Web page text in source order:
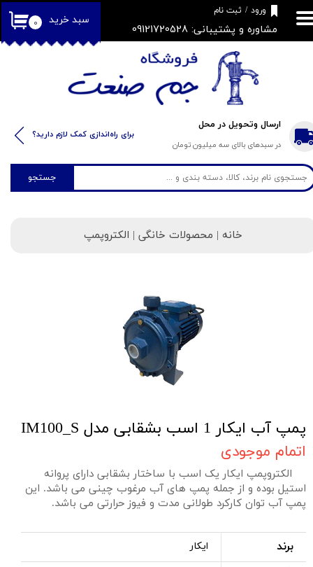
جستجو
ارسال وتحویل در محل
در سبدهای بالای سه میلیون تومان
مشاوره و پشتیبانی: 09121720528 ۰ سبد خرید
ورود / ثبت نام
حساب کاربری من
تغییر گذر واژه
خروج از حساب کاربری
​​برای راه‌اندازی کمک لازم دارید؟
خانه| محصولات خانگی | الکتروپمپ
پمپ آب ایکار 1 اسب بشقابی مدل IM100_S
اتمام موجودی
الکتروپمپ ایکار یک اسب با ساختار بشقابی دارای پروانه
استیل بوده و از جمله پمپ های آب مرغوب چینی می باشد. این
پمپ آب توان کارکرد طولانی مدت و فیوز حرارتی می باشد.
برند ایکار